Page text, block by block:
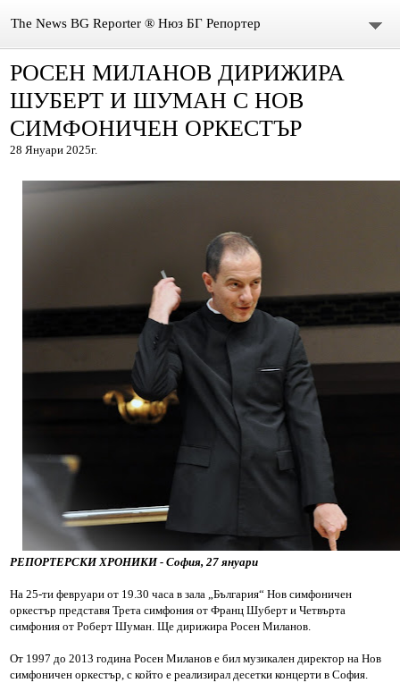
The News BG Reporter ® Нюз БГ Репортер
НОВИНИ
ЗА НАС
КОНТАКТИ
Иван Върбанов – журналист | The News BG Reporter
РЕДАКЦИОННА ПОЛИТИКА НА THE NEWS BG REPORTER
РОСЕН МИЛАНОВ ДИРИЖИРА
ШУБЕРТ И ШУМАН С НОВ
СИМФОНИЧЕН ОРКЕСТЪР
28 Януари 2025г.
РЕПОРТЕРСКИ ХРОНИКИ - София, 27 януари
На 25-ти февруари от 19.30 часа в зала „България“ Нов симфоничен
оркестър представя Трета симфония от Франц Шуберт и Четвърта
симфония от Роберт Шуман. Ще дирижира Росен Миланов.
От 1997 до 2013 година Росен Миланов е бил музикален директор на Нов
симфоничен оркестър, с който е реализирал десетки концерти в София.